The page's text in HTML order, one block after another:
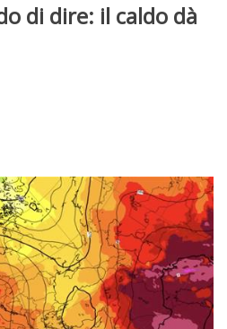
di dire: il caldo dà